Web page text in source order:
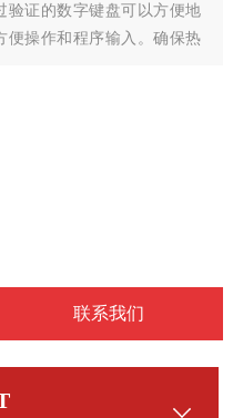
验证的数字键盘可以方便地
便操作和程序输入。确保热
联系我们